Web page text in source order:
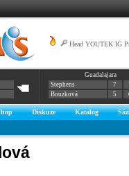
Head YOUTEK IG
Guadalajara
Stephens
7
Bouzková
5
Diskuze Katalog